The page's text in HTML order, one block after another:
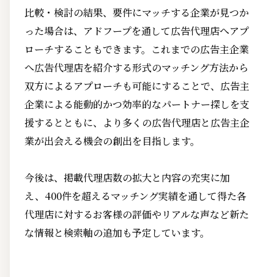
比較・検討の結果、要件にマッチする企業が見つか
った場合は、アドフープを通して広告代理店へアプ
ローチすることもできます。これまでの広告主企業
へ広告代理店を紹介する形式のマッチング方法から
双方によるアプローチも可能にすることで、広告主
企業による能動的かつ効率的なパートナー探しを支
援するとともに、より多くの広告代理店と広告主企
業が出会える機会の創出を目指します。
今後は、掲載代理店数の拡大と内容の充実に加
え、400件を超えるマッチング実績を通して得た各
代理店に対するお客様の評価やリアルな声など新た
な情報と検索軸の追加も予定しています。